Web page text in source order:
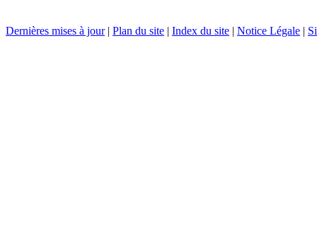
Dernières mises à jour| Plan du site | Index du site | Notice Légale |